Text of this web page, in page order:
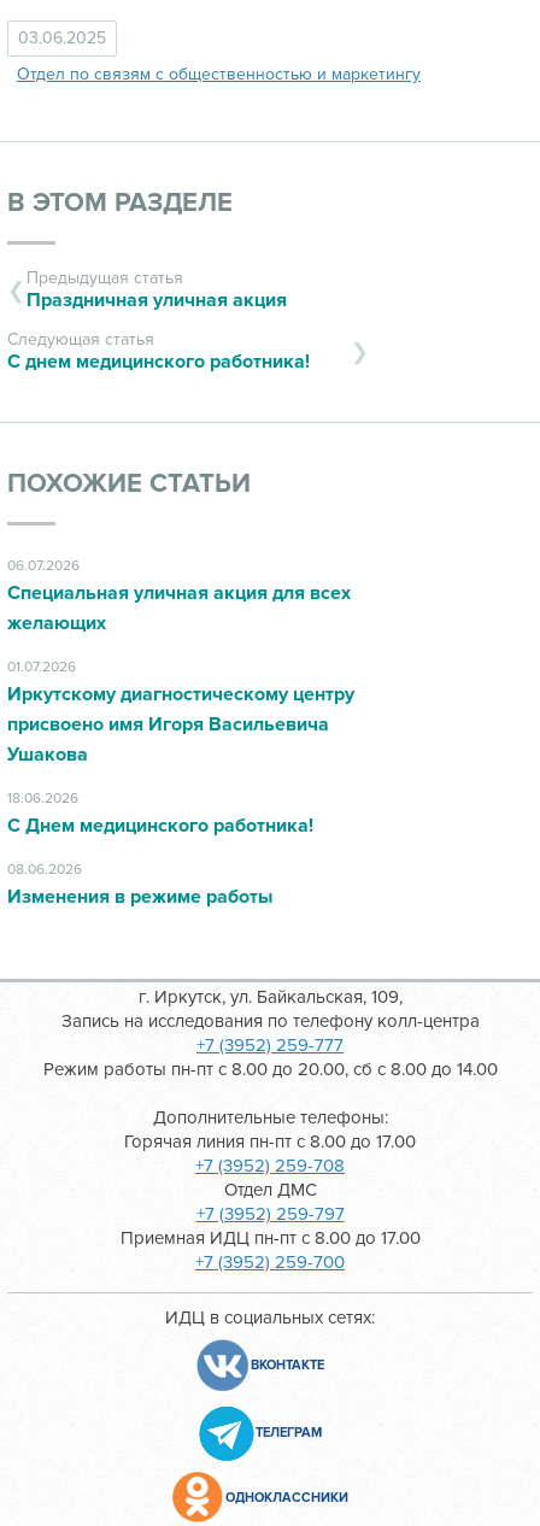
03.06.2025
Отдел по связям с общественностью и маркетингу
В ЭТОМ РАЗДЕЛЕ
Предыдущая статья
Праздничная уличная акция
Следующая статья
С днем медицинского работника!
ПОХОЖИЕ СТАТЬИ
06.07.2026
Специальная уличная акция для всех
желающих
01.07.2026
Иркутскому диагностическому центру
присвоено имя Игоря Васильевича
Ушакова
18.06.2026
С Днем медицинского работника!
08.06.2026
Изменения в режиме работы
г. Иркутск, ул. Байкальская, 109,
Запись на исследования по телефону колл-центра
+7 (3952) 259-777
Режим работы пн-пт с 8.00 до 20.00, сб с 8.00 до 14.00
Дополнительные телефоны:
Горячая линия пн-пт с 8.00 до 17.00
+7 (3952) 259-708
Отдел ДМС
+7 (3952) 259-797
Приемная ИДЦ пн-пт с 8.00 до 17.00
+7 (3952) 259-700
ИДЦ в социальных сетях:
ВКОНТАКТЕ
ТЕЛЕГРАМ
ОДНОКЛАССНИКИ